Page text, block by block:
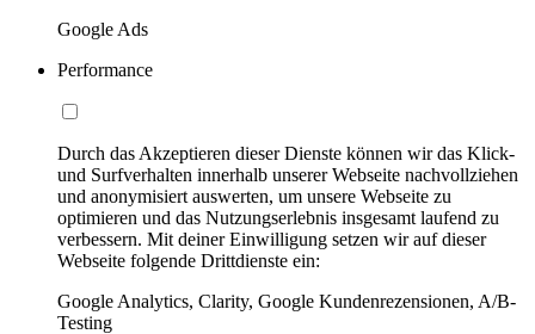
Google Ads
Performance
Durch das Akzeptieren dieser Dienste können wir das Klick-
und Surfverhalten innerhalb unserer Webseite nachvollziehen
und anonymisiert auswerten, um unsere Webseite zu
optimieren und das Nutzungserlebnis insgesamt laufend zu
verbessern. Mit deiner Einwilligung setzen wir auf dieser
Webseite folgende Drittdienste ein:
Google Analytics, Clarity, Google Kundenrezensionen, A/B-
Testing